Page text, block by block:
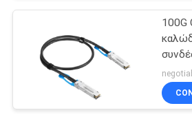
καλώδιο
ethernet
100G